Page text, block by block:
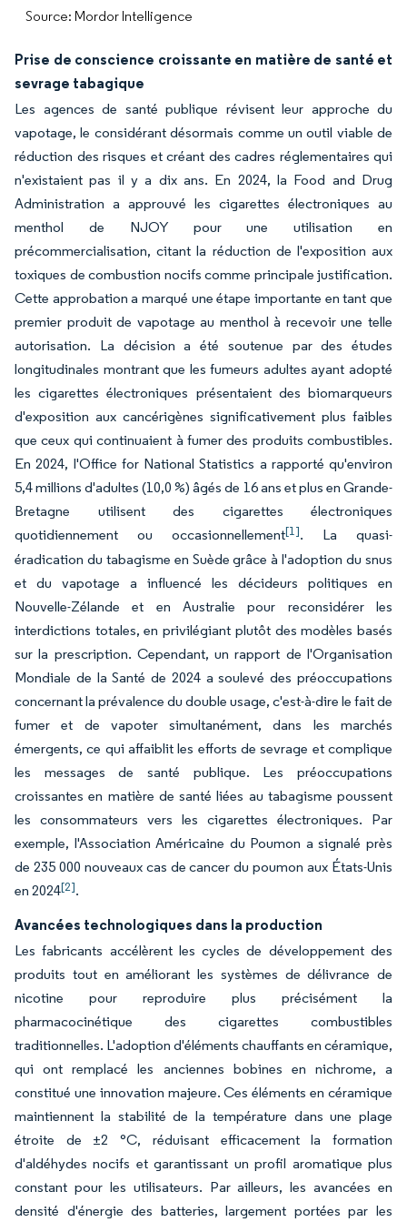
Source: Mordor Intelligence
Prise de conscience croissante en matière de santé et
sevrage tabagique
Les agences de santé publique révisent leur approche du
vapotage, le considérant désormais comme un outil viable de
réduction des risques et créant des cadres réglementaires qui
n'existaient pas il y a dix ans. En 2024, la Food and Drug
Administration a approuvé les cigarettes électroniques au
menthol de NJOY pour une utilisation en
précommercialisation, citant la réduction de l'exposition aux
toxiques de combustion nocifs comme principale justification.
Cette approbation a marqué une étape importante en tant que
premier produit de vapotage au menthol à recevoir une telle
autorisation. La décision a été soutenue par des études
longitudinales montrant que les fumeurs adultes ayant adopté
les cigarettes électroniques présentaient des biomarqueurs
d'exposition aux cancérigènes significativement plus faibles
que ceux qui continuaient à fumer des produits combustibles.
En 2024, l'Office for National Statistics a rapporté qu'environ
5,4 millions d'adultes (10,0 %) âgés de 16 ans et plus en Grande-
Bretagne utilisent des cigarettes électroniques
quotidiennement ou occasionnellement[1]. La quasi-
éradication du tabagisme en Suède grâce à l'adoption du snus
et du vapotage a influencé les décideurs politiques en
Nouvelle-Zélande et en Australie pour reconsidérer les
interdictions totales, en privilégiant plutôt des modèles basés
sur la prescription. Cependant, un rapport de l'Organisation
Mondiale de la Santé de 2024 a soulevé des préoccupations
concernant la prévalence du double usage, c'est-à-dire le fait de
fumer et de vapoter simultanément, dans les marchés
émergents, ce qui affaiblit les efforts de sevrage et complique
les messages de santé publique. Les préoccupations
croissantes en matière de santé liées au tabagisme poussent
les consommateurs vers les cigarettes électroniques. Par
exemple, l'Association Américaine du Poumon a signalé près
de 235 000 nouveaux cas de cancer du poumon aux États-Unis
en 2024[2].
Avancées technologiques dans la production
Les fabricants accélèrent les cycles de développement des
produits tout en améliorant les systèmes de délivrance de
nicotine pour reproduire plus précisément la
pharmacocinétique des cigarettes combustibles
traditionnelles. L'adoption d'éléments chauffants en céramique,
qui ont remplacé les anciennes bobines en nichrome, a
constitué une innovation majeure. Ces éléments en céramique
maintiennent la stabilité de la température dans une plage
étroite de ±2 °C, réduisant efficacement la formation
d'aldéhydes nocifs et garantissant un profil aromatique plus
constant pour les utilisateurs. Par ailleurs, les avancées en
densité d'énergie des batteries, largement portées par les